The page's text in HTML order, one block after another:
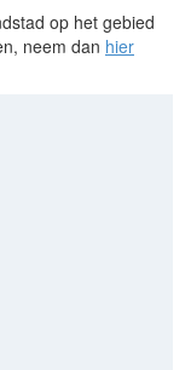
op het gebied
neem dan hier